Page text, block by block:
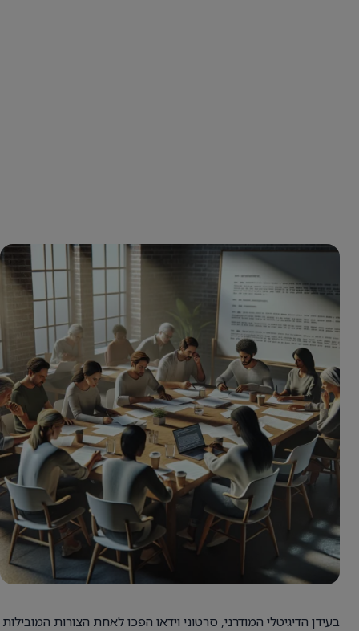
בעידן הדיגיטלי המודרני, סרטוני וידאו הפכו לאחת הצורות המובילות